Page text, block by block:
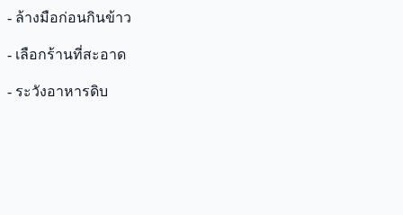
- ล้างมือก่อนกินข้าว
- เลือกร้านที่สะอาด
- ระวังอาหารดิบ